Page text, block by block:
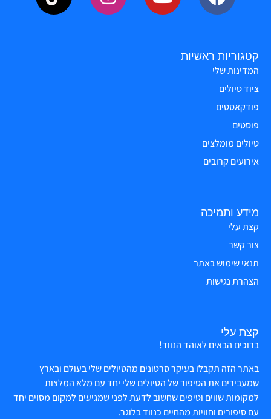
קטגוריות ראשיות
המדינות שלי
ציוד טיולים
פודקאסטים
פוסטים
טיולים מומלצים
אירועים קרובים
מידע ותמיכה
קצת עלי
צור קשר
תנאי שימוש באתר
הצהרת נגישות
קצת עלי
ברוכים הבאים לאוהד הנווד!
באתר הזה תקבלו בעיקר סרטונים מהטיולים שלי בעולם ובארץ
שמעבירים את הסיפור של הטיולים שלי יחד עם מלא המלצות
למקומות שווים וטיפים שחשוב לדעת לפני שמגיעים למקום מסוים יחד
עם סיפורים וחוויות מהחיים כנווד בלוגר.